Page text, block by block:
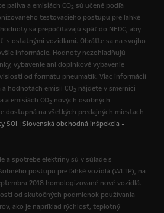
paliva a emisiách CO2 sú učené podľa
testovacieho postupu pre ľahké
sa prepočítavajú späť do NEDC, aby
s ostatnými vozidlami. Obráťte sa na svojho
informácie. Hodnoty nezohľadňujú
vybavenie ani doplnkové vybavenie
od formátu pneumatík. Viac informácií
hodnotách emisií CO2 nájdete v smernici
a emisiách CO2 nových osobných
dostupná na všetkých predajných miestach
SOI | Slovenská obchodná inšpekcia -
a spotrebe elektriny sú v súlade s
postupu pre ľahké vozidlá (WLTP), na
2018 homologizované nové vozidlá.
od skutočných podmienok používania
ako je napríklad rýchlosť, teplotný